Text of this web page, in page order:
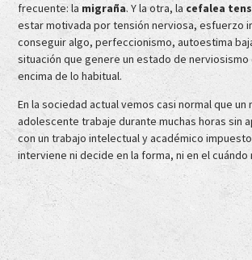
frecuente: lamigraña. Y la otra, la cefalea
estar motivada por tensión nerviosa, esfuerzo
conseguir algo, perfeccionismo, autoestima
situación que genere un estado de
encima de lo habitual.
En la sociedad actual vemos casi normal que un
adolescente trabaje durante muchas horas sin
con un trabajo intelectual y académico
interviene ni decide en la forma, ni en el cuándo